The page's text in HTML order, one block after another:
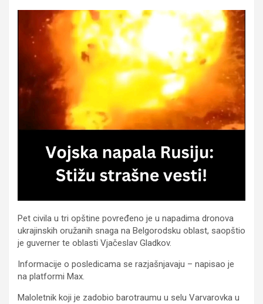
Pet civila u tri opštine povređeno je u napadima dronova
ukrajinskih oružanih snaga na Belgorodsku oblast, saopštio
je guverner te oblasti Vjačeslav Gladkov.
Informacije o posledicama se razjašnjavaju – napisao je
na platformi Max.
Maloletnik koji je zadobio barotraumu u selu Varvarovka u